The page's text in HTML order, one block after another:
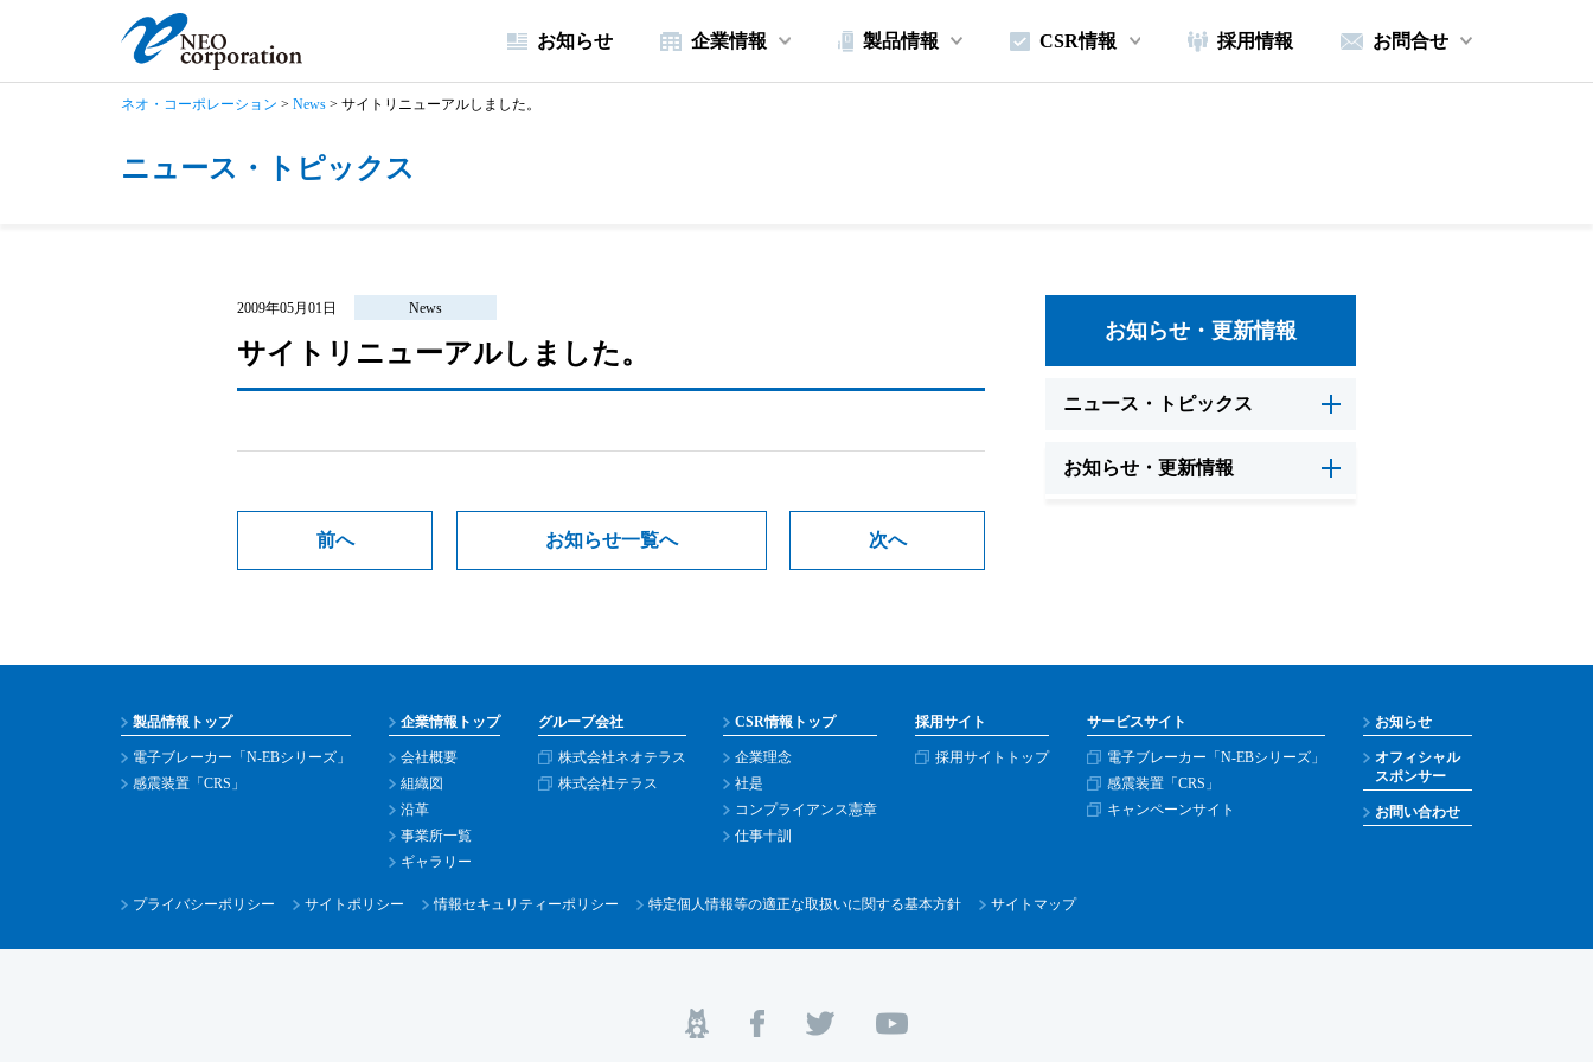
お知らせ 企業情報 製品情報 CSR情報 採用情報 お問合せ
ネオ・コーポレーション > News > サイトリニューアルしました。
ニュース・トピックス
2009年05月01日 News
サイトリニューアルしました。
前へ お知らせ一覧へ 次へ
お知らせ・更新情報
ニュース・トピックス
お知らせ・更新情報
製品情報トップ
電子ブレーカー「N-EBシリーズ」
感震装置「CRS」
企業情報トップ
会社概要
組織図
沿革
事業所一覧
ギャラリー
グループ会社
株式会社ネオテラス
株式会社テラス
CSR情報トップ
企業理念
社是
コンプライアンス憲章
仕事十訓
採用サイト
採用サイトトップ
サービスサイト
電子ブレーカー「N-EBシリーズ」
感震装置「CRS」
キャンペーンサイト
お知らせ
オフィシャル
スポンサー
お問い合わせ
プライバシーポリシー サイトポリシー 情報セキュリティーポリシー 特定個人情報等の適正な取扱いに関する基本方針 サイトマップ